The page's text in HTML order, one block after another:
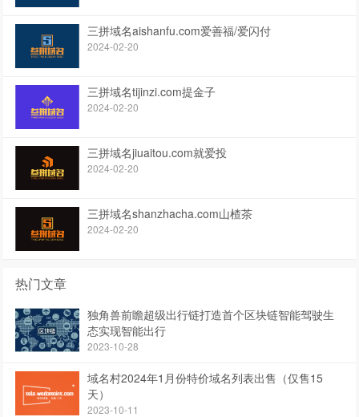
三拼域名aishanfu.com爱善福/爱闪付
2024-02-20
三拼域名tijinzi.com提金子
2024-02-20
三拼域名jiuaitou.com就爱投
2024-02-20
三拼域名shanzhacha.com山楂茶
2024-02-20
热门文章
独角兽前瞻超级出行链打造首个区块链智能驾驶生
态实现智能出行
2023-10-28
域名村2024年1月份特价域名列表出售（仅售15
天）
2023-10-11